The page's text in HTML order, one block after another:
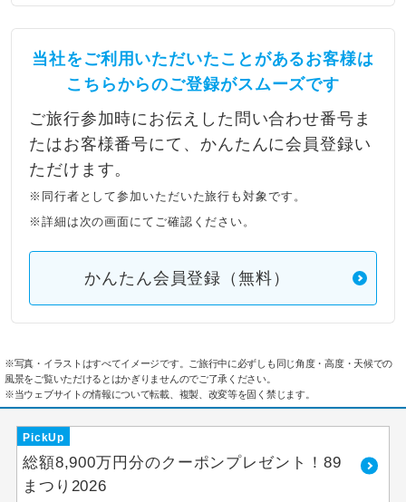
当社をご利用いただいたことがあるお客様は
こちらからのご登録がスムーズです
ご旅行参加時にお伝えした問い合わせ番号ま
たはお客様番号にて、かんたんに会員登録い
ただけます。
※同行者として参加いただいた旅行も対象です。
※詳細は次の画面にてご確認ください。
かんたん会員登録（無料）
※写真・イラストはすべてイメージです。ご旅行中に必ずしも同じ角度・高度・天候での
風景をご覧いただけるとはかぎりませんのでご了承ください。
※当ウェブサイトの情報について転載、複製、改変等を固く禁じます。
PickUp
総額8,900万円分のクーポンプレゼント！89
まつり2026